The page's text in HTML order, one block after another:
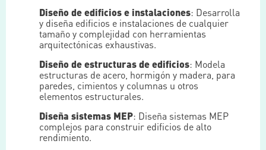
Diseño de edificios e instalaciones: Desarrolla
y diseña edificios e instalaciones de cualquier
tamaño y complejidad con herramientas
arquitectónicas exhaustivas.
Diseño de estructuras de edificios: Modela
estructuras de acero, hormigón y madera, para
paredes, cimientos y columnas u otros
elementos estructurales.
Diseña sistemas MEP: Diseña sistemas MEP
complejos para construir edificios de alto
rendimiento.